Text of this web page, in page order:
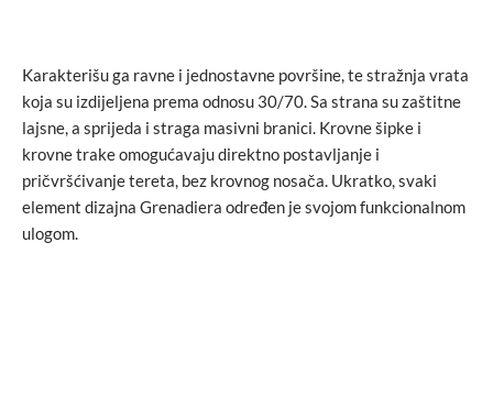
Karakterišu ga ravne i jednostavne površine, te stražnja vrata
koja su izdijeljena prema odnosu 30/70. Sa strana su zaštitne
lajsne, a sprijeda i straga masivni branici. Krovne šipke i
krovne trake omogućavaju direktno postavljanje i
pričvršćivanje tereta, bez krovnog nosača. Ukratko, svaki
element dizajna Grenadiera određen je svojom funkcionalnom
ulogom.